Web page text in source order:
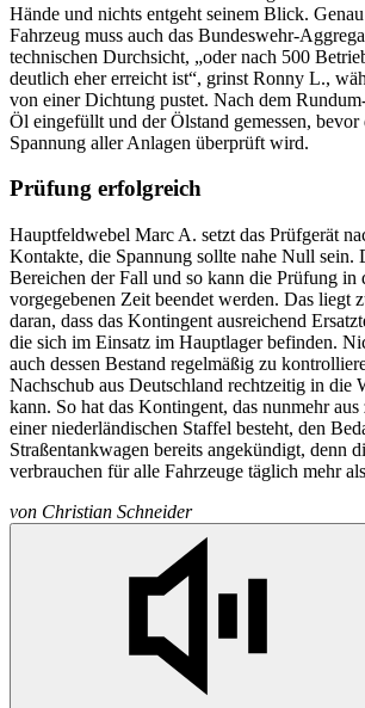
Hände und nichts entgeht seinem Blick.
Fahrzeug muss auch das Bundeswehr-
technischen Durchsicht, „oder nach 500
deutlich eher erreicht ist“, grinst Ronny L.,
von einer Dichtung pustet. Nach dem
Öl eingefüllt und der Ölstand gemessen, bevor
Spannung aller Anlagen überprüft wird.
Prüfung erfolgreich
Hauptfeldwebel Marc A. setzt das Prüfgerät
Kontakte, die Spannung sollte nahe Null sein.
Bereichen der Fall und so kann die Prüfung in
vorgegebenen Zeit beendet werden. Das liegt
daran, dass das Kontingent ausreichend
die sich im Einsatz im Hauptlager befinden.
auch dessen Bestand regelmäßig zu
Nachschub aus Deutschland rechtzeitig in die
kann. So hat das Kontingent, das nunmehr
einer niederländischen Staffel besteht, den
Straßentankwagen bereits angekündigt, denn
verbrauchen für alle Fahrzeuge täglich mehr
von Christian Schneider